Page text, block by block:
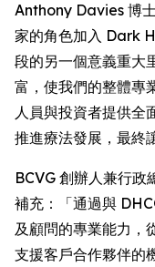
Anthony Davies 博
家的角色加入 Dark
段的另一個意義重大
富，使我們的整體專
人員與投資者提供全
推進療法發展，最終
BCVG 創辦人兼行
補充：「通過與
及顧問的專業能力，
支援客戶合作夥伴的